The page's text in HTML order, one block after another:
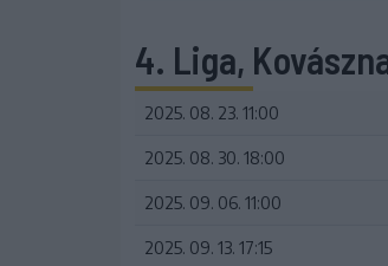
4. Liga,
2025. 08. 23. 11:00
2025. 08. 30. 18:00
2025. 09. 06. 11:00
2025. 09. 13. 17:15